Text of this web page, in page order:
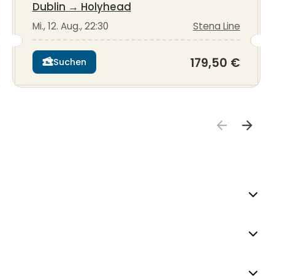
Dublin → Holyhead
Mi., 12. Aug., 22:30 Stena Line
Suchen 179,50 €